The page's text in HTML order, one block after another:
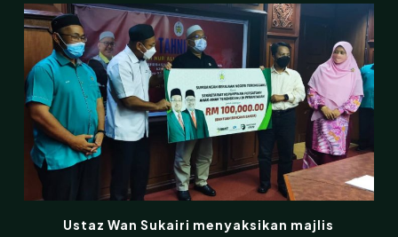
Ustaz Wan Sukairi menyaksikan majlis